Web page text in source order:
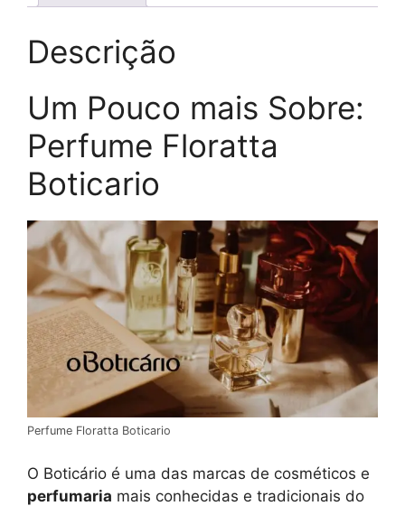
Descrição
Um Pouco mais Sobre:
Perfume Floratta
Boticario
Perfume Floratta Boticario
O Boticário é uma das marcas de cosméticos e
perfumaria mais conhecidas e tradicionais do